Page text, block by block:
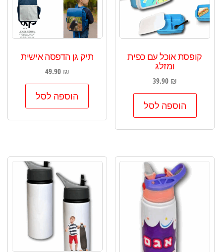
קופסת אוכל עם כפית
ומזלג
39.90 ₪
הוספה לסל
תיק גן הדפסה אישית
49.90 ₪
הוספה לסל